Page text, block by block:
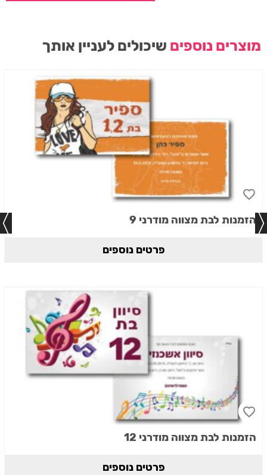
מוצרים נוספים שיכולים לעניין אותך
הזמנות לבת מצווה מודרני 9
פרטים נוספים
הזמנות לבת מצווה מודרני 12
פרטים נוספים